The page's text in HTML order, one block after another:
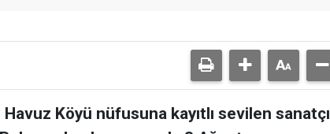
Köyü nüfusuna kayıtlı sevilen sanatçı